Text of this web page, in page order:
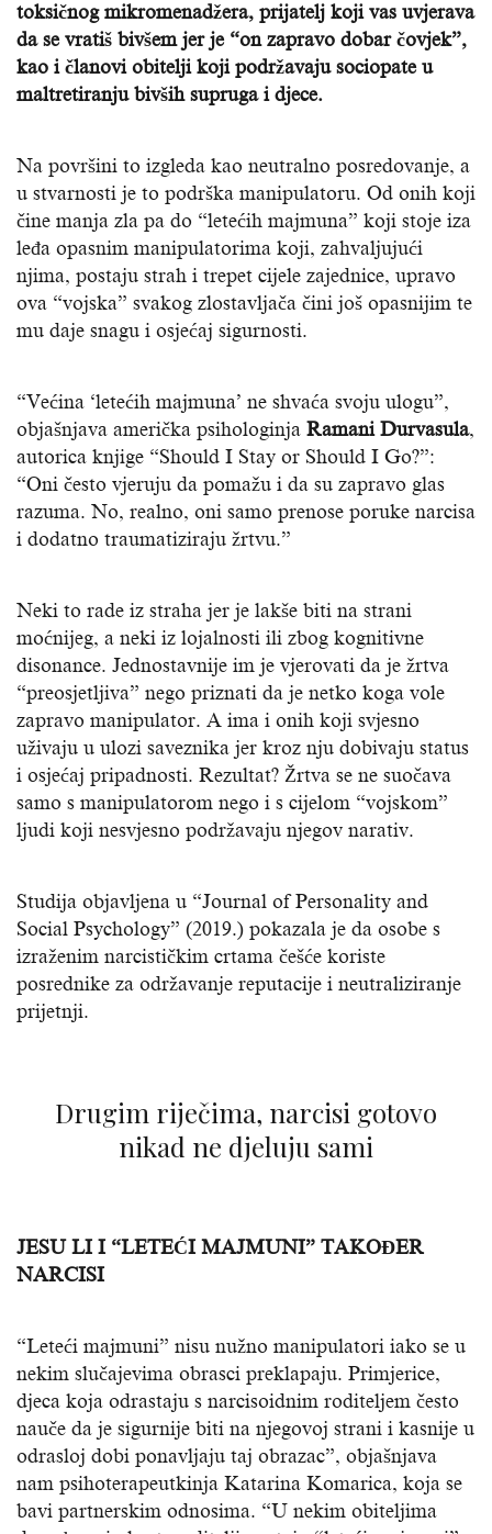
toksičnog mikromenadžera, prijatelj koji vas uvjerava
da se vratiš bivšem jer je “on zapravo dobar čovjek”,
kao i članovi obitelji koji podržavaju sociopate u
maltretiranju bivših supruga i djece.
Na površini to izgleda kao neutralno posredovanje, a
u stvarnosti je to podrška manipulatoru. Od onih koji
čine manja zla pa do “letećih majmuna” koji stoje iza
leđa opasnim manipulatorima koji, zahvaljujući
njima, postaju strah i trepet cijele zajednice, upravo
ova “vojska” svakog zlostavljača čini još opasnijim te
mu daje snagu i osjećaj sigurnosti.
“Većina ‘letećih majmuna’ ne shvaća svoju ulogu”,
objašnjava američka psihologinja Ramani Durvasula,
autorica knjige “Should I Stay or Should I Go?”:
“Oni često vjeruju da pomažu i da su zapravo glas
razuma. No, realno, oni samo prenose poruke narcisa
i dodatno traumatiziraju žrtvu.”
Neki to rade iz straha jer je lakše biti na strani
moćnijeg, a neki iz lojalnosti ili zbog kognitivne
disonance. Jednostavnije im je vjerovati da je žrtva
“preosjetljiva” nego priznati da je netko koga vole
zapravo manipulator. A ima i onih koji svjesno
uživaju u ulozi saveznika jer kroz nju dobivaju status
i osjećaj pripadnosti. Rezultat? Žrtva se ne suočava
samo s manipulatorom nego i s cijelom “vojskom”
ljudi koji nesvjesno podržavaju njegov narativ.
Studija objavljena u “Journal of Personality and
Social Psychology” (2019.) pokazala je da osobe s
izraženim narcističkim crtama češće koriste
posrednike za održavanje reputacije i neutraliziranje
prijetnji.
Drugim riječima, narcisi gotovo
nikad ne djeluju sami
JESU LI I “LETEĆI MAJMUNI” TAKOĐER
NARCISI
“Leteći majmuni” nisu nužno manipulatori iako se u
nekim slučajevima obrasci preklapaju. Primjerice,
djeca koja odrastaju s narcisoidnim roditeljem često
nauče da je sigurnije biti na njegovoj strani i kasnije u
odrasloj dobi ponavljaju taj obrazac”, objašnjava
nam psihoterapeutkinja Katarina Komarica, koja se
bavi partnerskim odnosima. “U nekim obiteljima